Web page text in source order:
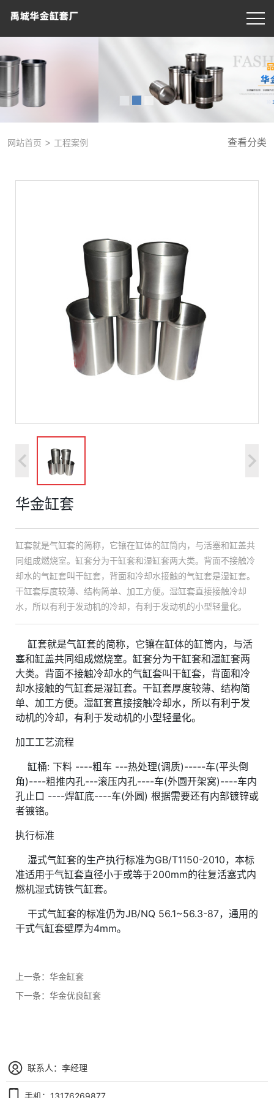
网站首页 > 工程案例 查看分类
华金缸套
缸套就是气缸套的简称，它镶在缸体的缸筒内，与活塞和缸盖共
同组成燃烧室。缸套分为干缸套和湿缸套两大类。背面不接触冷
却水的气缸套叫干缸套，背面和冷却水接触的气缸套是湿缸套。
干缸套厚度较薄、结构简单、加工方便。湿缸套直接接触冷却
水，所以有利于发动机的冷却，有利于发动机的小型轻量化。
缸套就是气缸套的简称，它镶在缸体的缸筒内，与活
塞和缸盖共同组成燃烧室。缸套分为干缸套和湿缸套两
大类。背面不接触冷却水的气缸套叫干缸套，背面和冷
却水接触的气缸套是湿缸套。干缸套厚度较薄、结构简
单、加工方便。湿缸套直接接触冷却水，所以有利于发
动机的冷却，有利于发动机的小型轻量化。
加工工艺流程
缸桶: 下料 ----粗车 ---热处理(调质)-----车(平头倒
角)----粗推内孔---滚压内孔----车(外圆开架窝)----车内
孔止口 ----焊缸底----车(外圆) 根据需要还有内部镀锌或
者镀铬。
执行标准
湿式气缸套的生产执行标准为GB/T1150-2010，本标
准适用于气缸套直径小于或等于200mm的往复活塞式内
燃机湿式铸铁气缸套。
干式气缸套的标准仍为JB/NQ 56.1~56.3-87，通用的
干式气缸套壁厚为4mm。
上一条： 华金缸套
下一条： 华金优良缸套
联系人：李经理
手机：13176269877